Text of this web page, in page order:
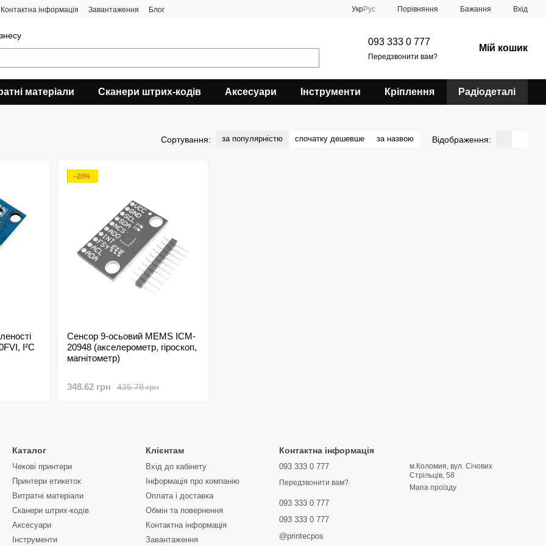
Контактна інформація Завантаження Блог УкрРус Порівняння Бажання Вхід
093 333 0 777
Передзвонити вам?
Мій кошик
матеріали Сканери штрих-кодів Аксесуари Інструменти Кріплення Радіодеталі
Сортування: за популярністю спочатку дешевше за назвою Відображення:
I²C
−20%
Сенсор 9-осьовий MEMS ICM-
20948 (акселерометр, гіроскоп,
магнітометр)
435.78 грн
348.62 грн
Каталог
Чекові принтери
Принтери етикеток
Витратні матеріали
Сканери штрих-кодів
Аксесуари
Інструменти
Клієнтам
Вхід до кабінету
Інформація про компанію
Оплата і доставка
Обмін та повернення
Контактна інформація
Завантаження
Контактна інформація
093 333 0 777
Передзвонити вам?
093 333 0 777
093 333 0 777
@printecpos
м.Коломия, вул. Січових
Стрільців, 58
Мапа проїзду